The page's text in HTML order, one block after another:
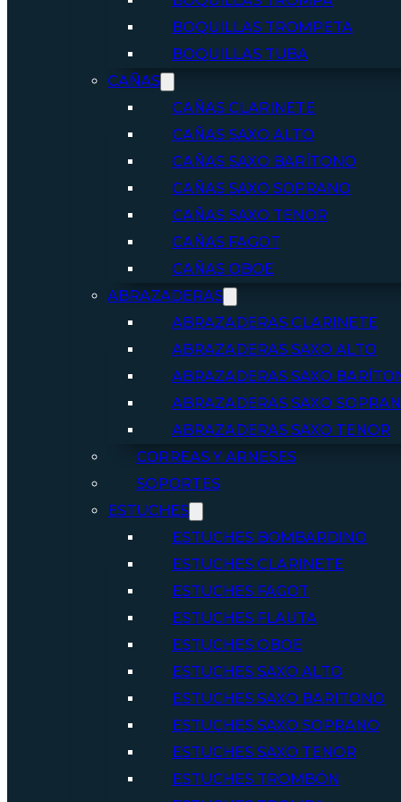
BOQUILLAS TROMPETA
BOQUILLAS TUBA
CAÑAS
CAÑAS CLARINETE
CAÑAS SAXO ALTO
CAÑAS SAXO BARÍTONO
CAÑAS SAXO SOPRANO
CAÑAS SAXO TENOR
CAÑAS FAGOT
CAÑAS OBOE
ABRAZADERAS
ABRAZADERAS CLARINETE
ABRAZADERAS SAXO ALTO
ABRAZADERAS SAXO
ABRAZADERAS SAXO
ABRAZADERAS SAXO TENOR
CORREAS Y ARNESES
SOPORTES
ESTUCHES
ESTUCHES BOMBARDINO
ESTUCHES CLARINETE
ESTUCHES FAGOT
ESTUCHES FLAUTA
ESTUCHES OBOE
ESTUCHES SAXO ALTO
ESTUCHES SAXO BARITONO
ESTUCHES SAXO SOPRANO
ESTUCHES SAXO TENOR
ESTUCHES TROMBÓN